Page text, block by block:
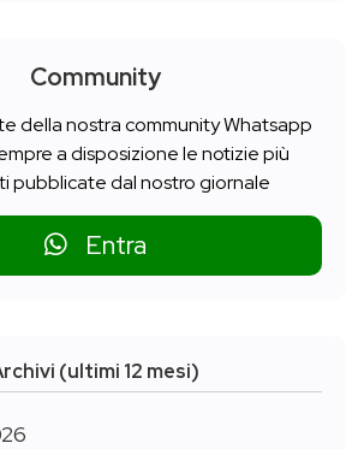
Community
della nostra community Whatsapp
a disposizione le notizie più
pubblicate dal nostro giornale
Entra
(ultimi 12 mesi)